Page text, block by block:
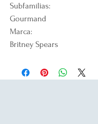
Subfamílias:
Gourmand
Marca:
Britney Spears